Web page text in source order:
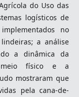
do Uso das
logísticos de
no
a análise
a dinâmica da
meio físico e a
mostraram que
pela cana-de-